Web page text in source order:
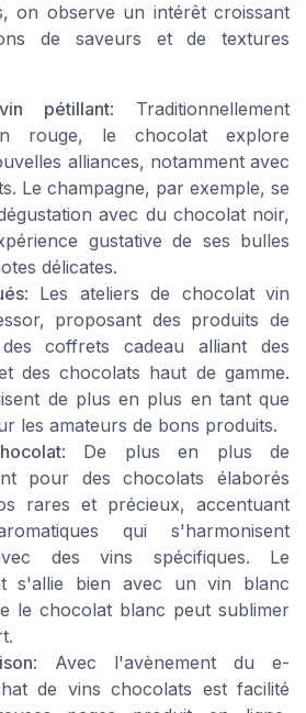
on observe un intérêt croissant
de saveurs et de textures
pétillant: Traditionnellement
rouge, le chocolat explore
alliances, notamment avec
Le champagne, par exemple, se
avec du chocolat noir,
gustative de ses bulles
délicates.
: Les ateliers de chocolat vin
proposant des produits de
coffrets cadeau alliant des
des chocolats haut de gamme.
de plus en plus en tant que
les amateurs de bons produits.
: De plus en plus de
pour des chocolats élaborés
rares et précieux, accentuant
qui s'harmonisent
des vins spécifiques. Le
s'allie bien avec unvin blanc
le chocolat blanc peut sublimer
: Avec l'avènement du e-
de vins chocolats est facilité